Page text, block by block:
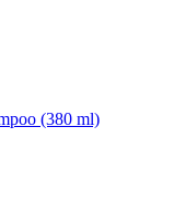
(380 ml)